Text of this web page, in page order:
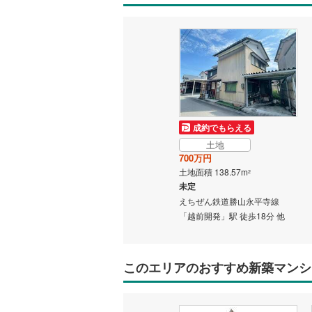
成約でもらえる
土地
700万円
土地面積 138.57m2
未定
えちぜん鉄道勝山永平寺線
「越前開発」駅 徒歩18分 他
このエリアのおすすめ新築マン